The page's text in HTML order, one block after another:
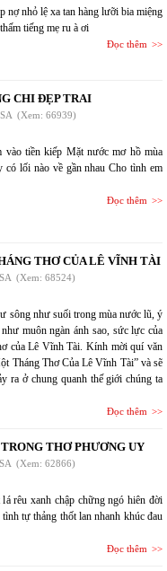
nợ nhỏ lệ xa tan hàng lưỡi bia miệng
tiếng mẹ ru à ơi
Đọc thêm
CHI ĐẸP TRAI
(Xem: 66939)
vào tiền kiếp Mặt nước mơ hồ mùa
có lối nào về gần nhau Cho tình em
Đọc thêm
THƠ CỦA LÊ VĨNH TÀI
(Xem: 68524)
sông như suối trong mùa nước lũ, ý
muôn ngàn ánh sao, sức lực của
của Lê Vĩnh Tài. Kính mời quí văn
Tháng Thơ Của Lê Vĩnh Tài” và sẽ
ra ở chung quanh thế giới chúng ta
Đọc thêm
THƠ PHƯƠNG UY
(Xem: 62866)
rêu xanh chập chững ngó hiên đời
tự thảng thốt lan nhanh khúc đau
Đọc thêm